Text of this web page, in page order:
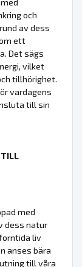
och
av dess
ett
Det sägs
vilket
tillhörighet.
vardagens
till sin
TILL
med
dess natur
liv
anses bära
till våra